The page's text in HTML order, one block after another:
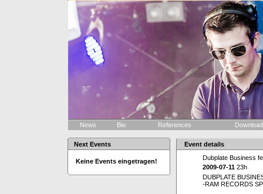
News Bio References
Next Events
Keine Events eingetragen!
Event details
Dubplate Business
2009-07-11 23h
DUBPLATE
-RAM RECORDS